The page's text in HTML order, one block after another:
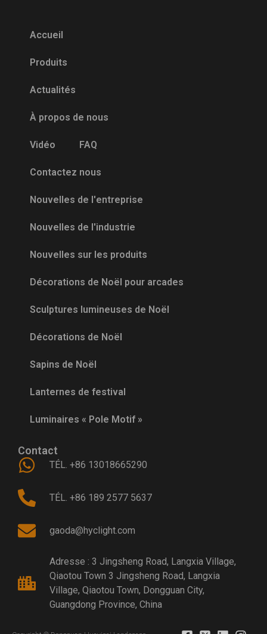
Accueil
Produits
Actualités
À propos de nous
Vidéo FAQ
Contactez nous
Nouvelles de l'entreprise
Nouvelles de l'industrie
Nouvelles sur les produits
Décorations de Noël pour arcades
Sculptures lumineuses de Noël
Décorations de Noël
Sapins de Noël
Lanternes de festival
Luminaires « Pole Motif »
Contact
TÉL. +86 13018665290
TÉL. +86 189 2577 5637
gaoda@hyclight.com
Adresse : 3 Jingsheng Road, Langxia Village,
Qiaotou Town 3 Jingsheng Road, Langxia
Village, Qiaotou Town, Dongguan City,
Guangdong Province, China